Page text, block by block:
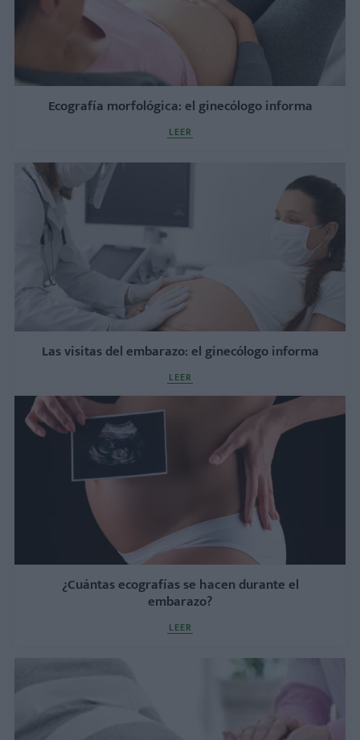
Ecografía morfológica: el ginecólogo informa
LEER
Las visitas del embarazo: el ginecólogo informa
LEER
¿Cuántas ecografías se hacen durante el
embarazo?
LEER